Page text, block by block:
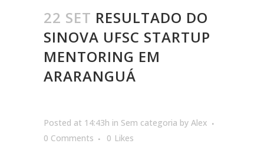
22 SET RESULTADO DO
SINOVA UFSC STARTUP
MENTORING EM
ARARANGUÁ
Posted at 14:43h in Sem categoria by Alex
0 Comments
0 Likes